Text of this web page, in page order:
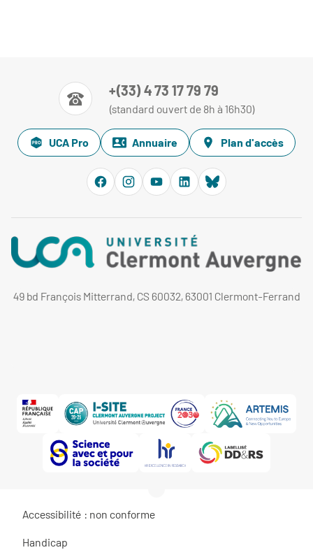
+(33) 4 73 17 79 79
(standard ouvert de 8h à 16h30)
UCA Pro Annuaire Plan d'accès
49 bd François Mitterrand, CS 60032, 63001 Clermont-Ferrand
Accessibilité : non conforme
Handicap